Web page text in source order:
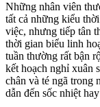
Những nhân viên
tất cả những kiểu
việc, nhưng tiếp tân
thời gian biểu linh
tuần thường rất bận
kết hoạch nghỉ xuân
chân và té ngã trong
dẫn đến sốc nhiệt